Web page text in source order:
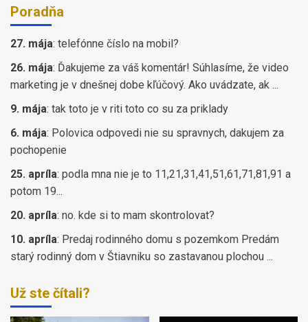
Poradňa
27. mája: telefónne číslo na mobil?
26. mája: Ďakujeme za váš komentár! Súhlasíme, že video
marketing je v dnešnej dobe kľúčový. Ako uvádzate, ak ...
9. mája: tak toto je v riti toto co su za priklady
6. mája: Polovica odpovedi nie su spravnych, dakujem za
pochopenie
25. apríla: podla mna nie je to 11,21,31,41,51,61,71,81,91 a
potom 19...
20. apríla: no. kde si to mam skontrolovat?
10. apríla: Predaj rodinného domu s pozemkom Predám
starý rodinný dom v Štiavniku so zastavanou plochou ...
Už ste čítali?